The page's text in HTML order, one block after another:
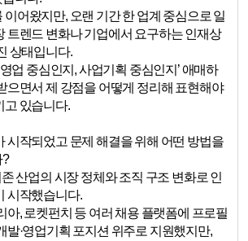
어왔지만, 오랜 기간 한 업계 중심으로 일
트렌드 변화나 기업에서 요구하는 인재상
상태입니다.
업 중심인지, 사업기획 중심인지’ 애매하
으면서 제 강점을 어떻게 정리해 표현해야
고 있습니다.
시작되었고 문제 해결을 위해 어떤 방법을
?
산업의 시장 정체와 조직 구조 변화로 인
시작했습니다.
아, 로켓펀치 등 여러 채용 플랫폼에 프로필
발·영업기획 포지션 위주로 지원했지만,